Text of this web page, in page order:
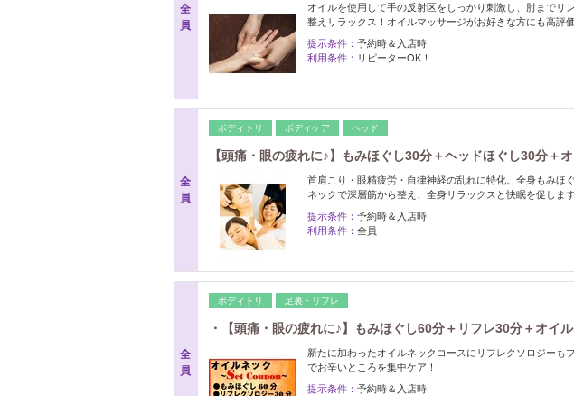
全
員
オイルを使用して手の反射区をしっかり刺激し、肘までリ
整えリラックス！オイルマッサージがお好きな方にも高評
提示条件： 予約時＆入店時
利用条件： リピーターOK！
全
員
ボディトリ ボディケア ヘッド
【頭痛・眼の疲れに♪】もみほぐし30分＋ヘッドほぐし30分＋
首肩こり・眼精疲労・自律神経の乱れに特化。全身もみほ
ネックで深層筋から整え、全身リラックスと快眠を促します
提示条件： 予約時＆入店時
利用条件： 全員
全
員
ボディトリ 足裏・リフレ
・【頭痛・眼の疲れに♪】もみほぐし60分＋リフレ30分＋オイ
新たに加わったオイルネックコースにリフレクソロジーも
でお辛いところを集中ケア！
提示条件： 予約時＆入店時